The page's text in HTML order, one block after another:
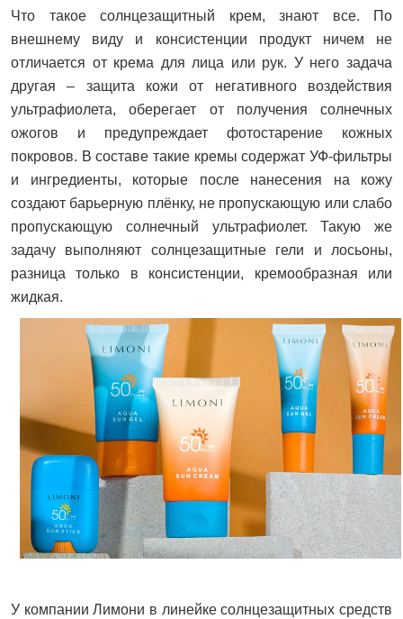
Что такое солнцезащитный крем, знают все. По
внешнему виду и консистенции продукт ничем не
отличается от крема для лица или рук. У него задача
другая – защита кожи от негативного воздействия
ультрафиолета, оберегает от получения солнечных
ожогов и предупреждает фотостарение кожных
покровов. В составе такие кремы содержат УФ-фильтры
и ингредиенты, которые после нанесения на кожу
создают барьерную плёнку, не пропускающую или слабо
пропускающую солнечный ультрафиолет. Такую же
задачу выполняют солнцезащитные гели и лосьоны,
разница только в консистенции, кремообразная или
жидкая.
У компании Лимони в линейке солнцезащитных средств